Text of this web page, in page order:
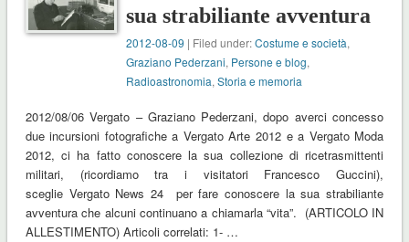
sua strabiliante avventura
2012-08-09 | Filed under:Costume e società,
Graziano Pederzani, Persone e blog,
Radioastronomia,Storia e memoria
2012/08/06 Vergato – Graziano Pederzani, dopo averci concesso
due incursioni fotografiche a Vergato Arte 2012 e a Vergato Moda
2012, ci ha fatto conoscere la sua collezione di ricetrasmittenti
militari, (ricordiamo tra i visitatori Francesco Guccini),
sceglie Vergato News 24 per fare conoscere la sua strabiliante
avventura che alcuni continuano a chiamarla “vita”. (ARTICOLO IN
ALLESTIMENTO) Articoli correlati: 1- …